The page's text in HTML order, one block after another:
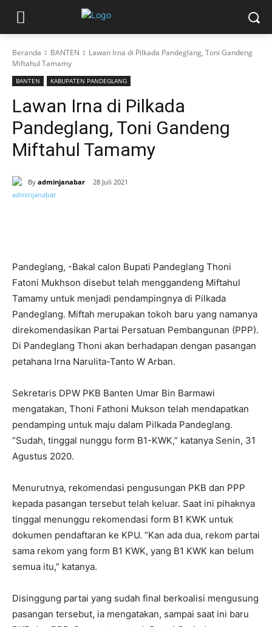
Beranda BANTEN
Lawan Irna di Pilkada Pandeglang, Toni Gandeng
Miftahul Tamamy
BANTEN KABUPATEN PANDEGLANG
Lawan Irna di Pilkada
Pandeglang, Toni Gandeng
Miftahul Tamamy
By adminjanabar 28 Juli 2021
Pandeglang, -Bakal calon Bupati Pandeglang Thoni
Fatoni Mukhson disebut telah menggandeng Miftahul
Tamamy untuk menjadi pendampingnya di Pilkada
Pandeglang. Miftah merupakan tokoh baru yang namanya
direkomendasikan Partai Persatuan Pembangunan (PPP).
Di Pandeglang Thoni akan berhadapan dengan pasangan
petahana Irna Narulita-Tanto W Arban.
Sekretaris DPW PKB Banten Umar Bin Barmawi
mengatakan, Thoni Fathoni Mukson telah mendapatkan
pendamping untuk maju dalam Pilkada Pandeglang.
“Sudah, tinggal nunggu form B1-KWK,” katanya Senin, 31
Agustus 2020.
Menurutnya, rekomendasi pengusungan PKB dan PPP
kepada pasangan tersebut telah keluar. Saat ini pihaknya
tinggal menunggu rekomendasi form B1 KWK untuk
dokumen pendaftaran ke KPU. “Kan ada dua, rekom partai
sama rekom yang form B1 KWK, yang B1 KWK kan belum
semua itu,” katanya.
Disinggung partai yang sudah final berkoalisi mengusung
pasangan tersebut, ia mengatakan, sampai saat ini baru